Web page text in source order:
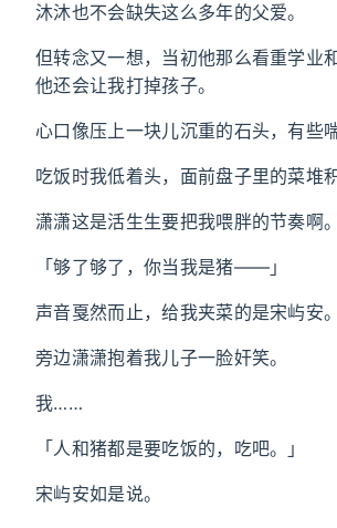
沐沐也不会缺失这么多年的父爱。
但转念又一想，当初他那么看重学业
他还会让我打掉孩子。
心口像压上一块儿沉重的石头，有些
吃饭时我低着头，面前盘子里的菜堆
潇潇这是活生生要把我喂胖的节奏啊。
「够了够了，你当我是猪——」
声音戛然而止，给我夹菜的是宋屿安。
旁边潇潇抱着我儿子一脸奸笑。
我……
「人和猪都是要吃饭的，吃吧。」
宋屿安如是说。